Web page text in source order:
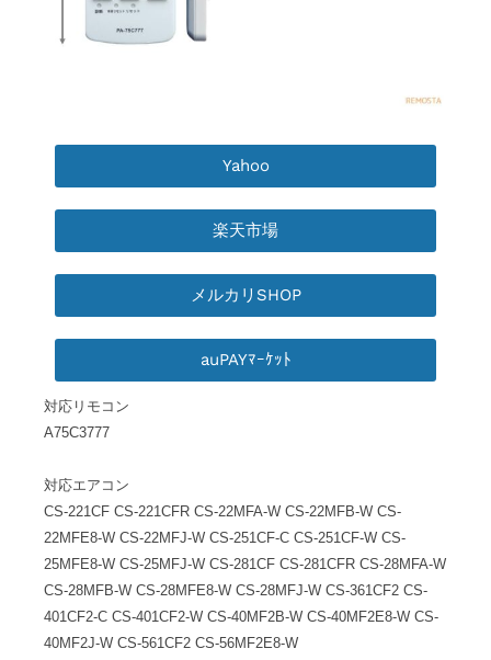
Yahoo
楽天市場
メルカリSHOP
auPAYﾏｰｹｯﾄ
対応リモコン
A75C3777
対応エアコン
CS-221CF CS-221CFR CS-22MFA-W CS-22MFB-W CS-
22MFE8-W CS-22MFJ-W CS-251CF-C CS-251CF-W CS-
25MFE8-W CS-25MFJ-W CS-281CF CS-281CFR CS-28MFA-W
CS-28MFB-W CS-28MFE8-W CS-28MFJ-W CS-361CF2 CS-
401CF2-C CS-401CF2-W CS-40MF2B-W CS-40MF2E8-W CS-
40MF2J-W CS-561CF2 CS-56MF2E8-W